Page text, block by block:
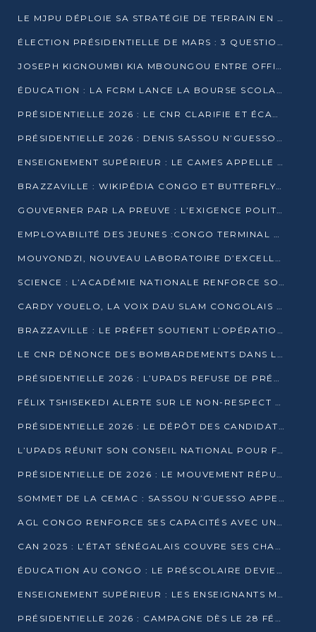
LE MJPU DÉPLOIE SA STRATÉGIE DE TERRAIN EN FAVEUR DE DSN
ÉLECTION PRÉSIDENTIELLE DE MARS : 3 QUESTIONS À UN EXPERT CONGOLAIS DE LA CYBERSÉCURITÉ
JOSEPH KIGNOUMBI KIA MBOUNGOU ENTRE OFFICIELLEMENT EN COURSE POUR LA PRÉSIDENTIELLE
ÉDUCATION : LA FCRM LANCE LA BOURSE SCOLAIRE FRANCINE-NTOUMI POUR PROMOUVOIR LES FILIÈRES SCIENTIFIQUES
PRÉSIDENTIELLE 2026 : LE CNR CLARIFIE ET ÉCARTE LA CANDIDATURE DU PASTEUR NTUMI
PRÉSIDENTIELLE 2026 : DENIS SASSOU N’GUESSO ANNONCE OFFICIELLEMENT SA CANDIDATURE
ENSEIGNEMENT SUPÉRIEUR : LE CAMES APPELLE À UNE UNIVERSITÉ AFRICAINE AXÉE SUR L’EMPLOYABILITÉ
BRAZZAVILLE : WIKIPÉDIA CONGO ET BUTTERFLY SCELLENT UN PARTENARIAT POUR STRUCTURER LE BÉNÉVOLAT NUMÉRIQUE
GOUVERNER PAR LA PREUVE : L’EXIGENCE POLITIQUE DU XXIᵉ SIÈCLE
EMPLOYABILITÉ DES JEUNES :CONGO TERMINAL S’ALLIE À L’ESCIC POUR RAPPROCHER L’ÉCOLE DU TERRAIN
MOUYONDZI, NOUVEAU LABORATOIRE D’EXCELLENCE PÉDAGOGIQUE AVEC L’ENFICE
SCIENCE : L’ACADÉMIE NATIONALE RENFORCE SON ÉQUIPE ET TRACE SA FEUILLE DE ROUTE 2026
CARDY YOUELO, LA VOIX DAU SLAM CONGOLAIS QUI INTERPELLE LE MONDE
BRAZZAVILLE : LE PRÉFET SOUTIENT L’OPÉRATION « ZÉRO KULUNA » ET APPELLE À LA VIGILANCE CITOYENNE
LE CNR DÉNONCE DES BOMBARDEMENTS DANS LE POOL ET ACCUSE LE GOUVERNEMENT
PRÉSIDENTIELLE 2026 : L’UPADS REFUSE DE PRÉSENTER UN CANDIDAT ET DÉNONCE UN PROCESSUS NON CRÉDIBLE
FÉLIX TSHISEKEDI ALERTE SUR LE NON-RESPECT DES ENGAGEMENTS DE PAIX APRÈS SA RENCONTRE AVEC D. SASSOU-NGUESSO
PRÉSIDENTIELLE 2026 : LE DÉPÔT DES CANDIDATURES OUVERT DU 29 JANVIER AU 12 FÉVRIER
L’UPADS RÉUNIT SON CONSEIL NATIONAL POUR FIXER SA LIGNE POLITIQUE À DEUX MOIS DE LA PRÉSIDENTIELLE
PRÉSIDENTIELLE DE 2026 : LE MOUVEMENT RÉPUBLICAIN DÉNONCE UNE CONVOCATION ÉLECTORALE « OPAQUE ET PRÉCIPITÉE »
SOMMET DE LA CEMAC : SASSOU N’GUESSO APPELLE À LA VIGILANCE FACE AUX RISQUES ÉCONOMIQUES
AGL CONGO RENFORCE SES CAPACITÉS AVEC UNE GRUE DE 250 TONNES
CAN 2025 : L’ÉTAT SÉNÉGALAIS COUVRE SES CHAMPIONS D’AFRIQUE DE RÉCOMPENSES EXCEPTIONNELLES
ÉDUCATION AU CONGO : LE PRÉSCOLAIRE DEVIENT OBLIGATOIRE, LE BTS CONSACRÉ DIPLÔME D’ÉTAT
ENSEIGNEMENT SUPÉRIEUR : LES ENSEIGNANTS MAINTIENNENT LA GRÈVE ET EXIGENT UN ACCORD ÉCRIT AVEC L’ÉTAT
PRÉSIDENTIELLE 2026 : CAMPAGNE DÈS LE 28 FÉVRIER, SCRUTIN LES 12 ET 15 MARS